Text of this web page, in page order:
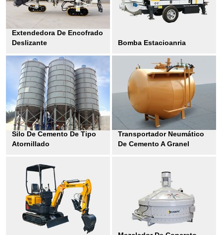
Extendedora De Encofrado
Deslizante
Bomba Estacioanria
Silo De Cemento De Tipo
Atornillado
Transportador Neumático
De Cemento A Granel